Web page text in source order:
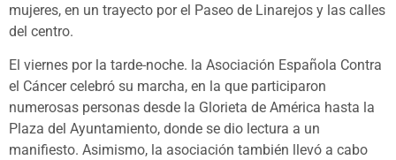
mujeres, en un trayecto por el Paseo de Linarejos y las calles
del centro.
El viernes por la tarde-noche. la Asociación Española Contra
el Cáncer celebró su marcha, en la que participaron
numerosas personas desde la Glorieta de América hasta la
Plaza del Ayuntamiento, donde se dio lectura a un
manifiesto. Asimismo, la asociación también llevó a cabo